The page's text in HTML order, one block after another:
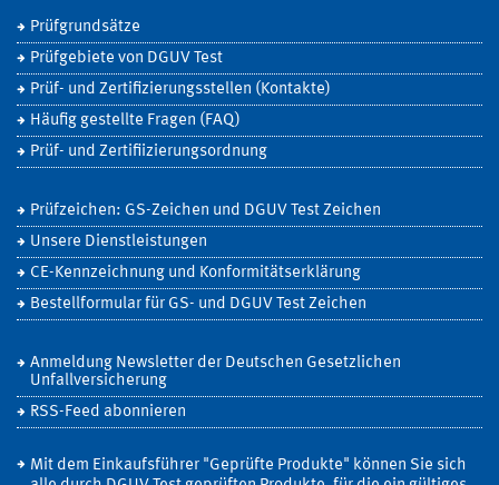
Prüfgrundsätze
Prüfgebiete von DGUV Test
Prüf- und Zertifizierungsstellen (Kontakte)
Häufig gestellte Fragen (FAQ)
Prüf- und Zertifiizierungsordnung
Prüfzeichen: GS-Zeichen und DGUV Test Zeichen
Unsere Dienstleistungen
CE-Kennzeichnung und Konformitätserklärung
Bestellformular für GS- und DGUV Test Zeichen
Anmeldung Newsletter der Deutschen Gesetzlichen
Unfallversicherung
RSS-Feed abonnieren
Mit dem Einkaufsführer "Geprüfte Produkte" können Sie sich